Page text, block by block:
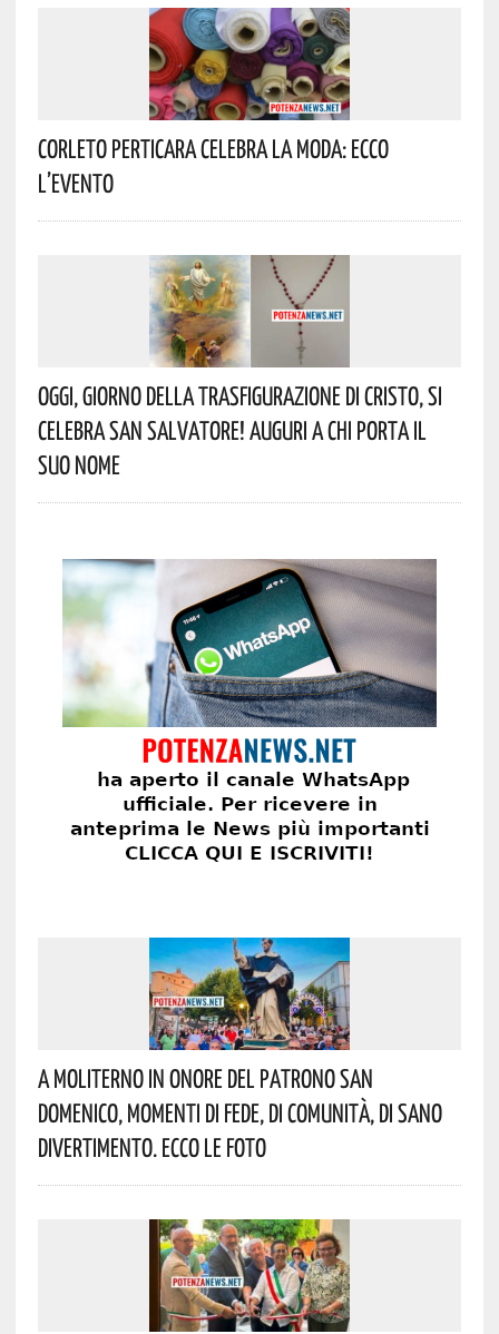
Corleto Perticara Celebra La Moda: Ecco
L’evento
Oggi, Giorno Della Trasfigurazione Di Cristo, Si
Celebra San Salvatore! Auguri A Chi Porta Il
Suo Nome
A Moliterno In Onore Del Patrono San
Domenico, Momenti Di Fede, Di Comunità, Di Sano
Divertimento. Ecco Le Foto